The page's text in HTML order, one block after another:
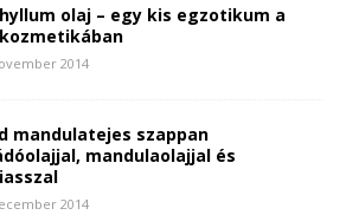
olaj – egy kis egzotikum a
2014
mandulatejes szappan
mandulaolajjal és
2014